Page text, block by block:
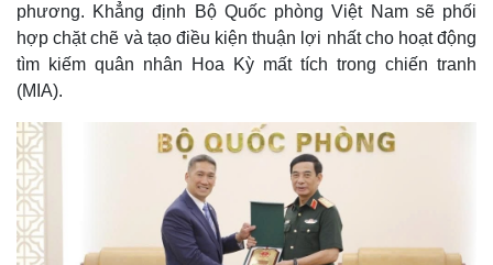
Thế giới
Quan sát
Hồ sơ
Multimedia
E-Magazine
Infographic
phương. Khẳng định Bộ Quốc phòng Việt Nam sẽ phối
hợp chặt chẽ và tạo điều kiện thuận lợi nhất cho hoạt động
tìm kiếm quân nhân Hoa Kỳ mất tích trong chiến tranh
(MIA).